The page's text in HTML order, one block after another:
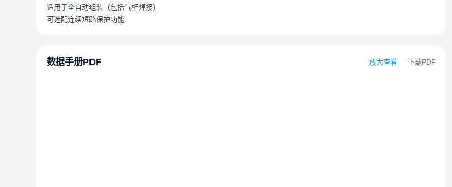
适用于全自动组装（包括气相焊接）
可选配连续短路保护功能
数据手册PDF 放大查看 下载PDF